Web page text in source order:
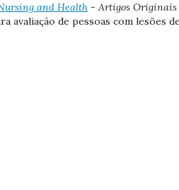
and Health - Artigos Originais
avaliação de pessoas com lesões